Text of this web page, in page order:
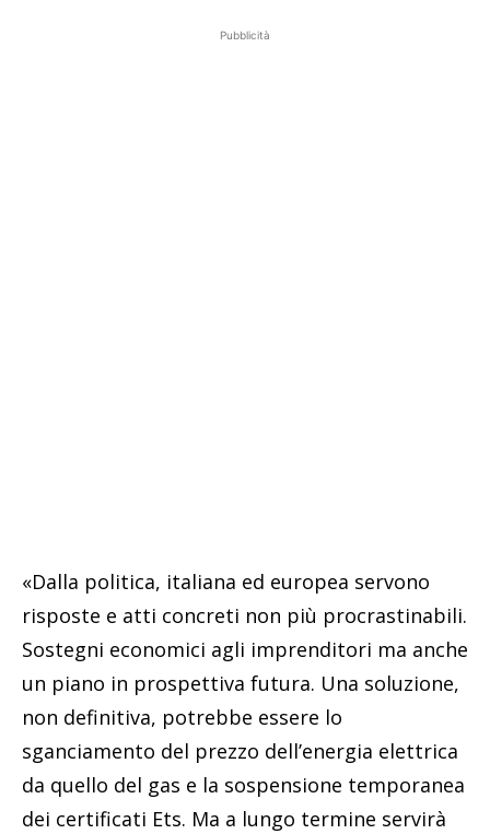
Pubblicità
«Dalla politica, italiana ed europea servono
risposte e atti concreti non più procrastinabili.
Sostegni economici agli imprenditori ma anche
un piano in prospettiva futura. Una soluzione,
non definitiva, potrebbe essere lo
sganciamento del prezzo dell’energia elettrica
da quello del gas e la sospensione temporanea
dei certificati Ets. Ma a lungo termine servirà